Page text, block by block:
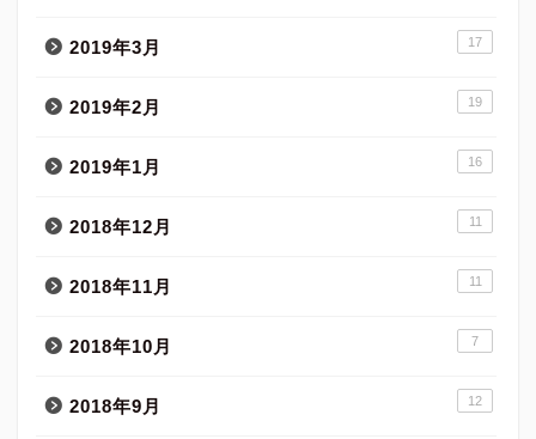
2019年3月 17
2019年2月 19
2019年1月 16
2018年12月 11
2018年11月 11
2018年10月 7
2018年9月 12